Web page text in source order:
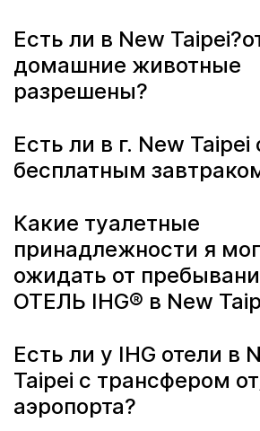
Есть ли в New
домашние животные
разрешены?
Есть ли в г. New Taipei
бесплатным
Какие туалетные
принадлежности я
ожидать от
ОТЕЛЬ IHG® в New
Есть ли у IHG отели в
Taipei с трансфером
аэропорта?